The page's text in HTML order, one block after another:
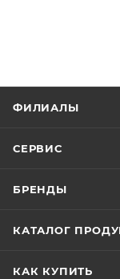
ФИЛИАЛЫ
СЕРВИС
БРЕНДЫ
КАТАЛОГ
КАК КУПИТЬ